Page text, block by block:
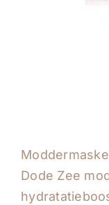
Dode Zee